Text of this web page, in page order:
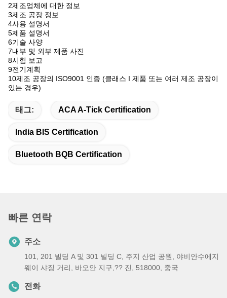
2제조업체에 대한 정보
3제조 공장 정보
4사용 설명서
5제품 설명서
6기술 사양
7내부 및 외부 제품 사진
8시험 보고
9전기계획
10제조 공장의 ISO9001 인증 (클래스 I 제품 또는 여러 제조 공장이
있는 경우)
태그: ACA A-Tick Certification
India BIS Certification
Bluetooth BQB Certification
빠른 연락
주소
101, 201 빌딩 A 및 301 빌딩 C, 주지 산업 공원, 야비안수에지
웨이 샤징 거리, 바오안 지구,?? 진, 518000, 중국
전화